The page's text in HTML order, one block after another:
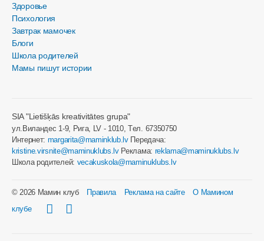
Здоровье
Психология
Завтрак мамочек
Блоги
Школа родителей
Мамы пишут истории
SIA "Lietišķās kreativitātes grupa"
ул.Виландес 1-9, Рига, LV - 1010, Tел. 67350750
Интернет: margarita@maminklub.lvПередача:
kristine.virsnite@maminuklubs.lvРеклама: reklama@maminuklubs.lv
Школа родителей: vecakuskola@maminuklubs.lv
© 2026 Мамин клуб Правила Реклама на сайте
О Мамином
клубе